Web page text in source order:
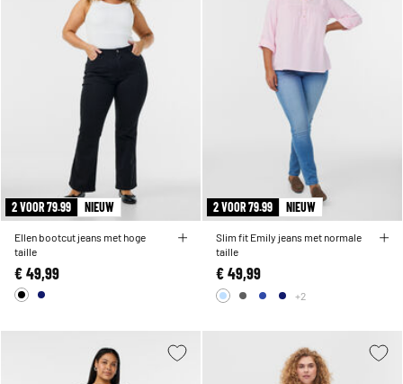
2 VOOR 79.99 NIEUW
Ellen bootcut jeans met hoge
taille
€ 49,99
2 VOOR 79.99 NIEUW
Slim fit Emily jeans met normale
taille
€ 49,99
+2